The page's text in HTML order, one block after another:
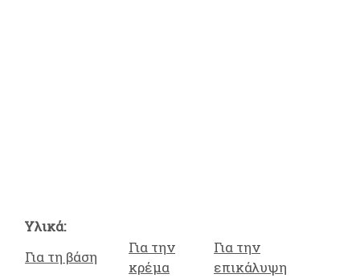
Υλικά:
Για τη βάση
Για την
κρέμα
Για την
επικάλυψη